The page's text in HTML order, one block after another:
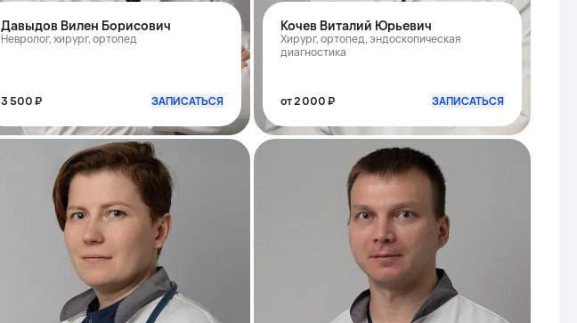
Давыдов Вилен Борисович
Невролог, хирург, ортопед
3 500 ₽ ЗАПИСАТЬСЯ
Кочев Виталий Юрьевич
Хирург, ортопед, эндоскопическая
диагностика
от 2 000 ₽ ЗАПИСАТЬСЯ